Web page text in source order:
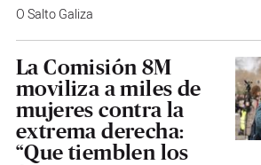
O Salto Galiza
La Comisión 8M
moviliza a miles de
mujeres contra la
extrema derecha:
“Que tiemblen los